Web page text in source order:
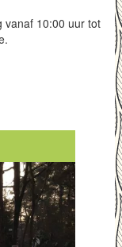
vanaf 10:00 uur tot